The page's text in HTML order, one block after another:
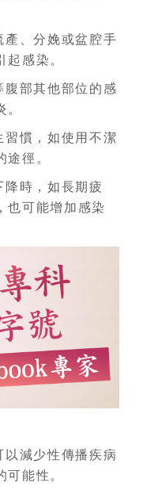
產、分娩或盆腔手
感染。
腹部其他部位的感
習慣，如使用不潔
途徑。
降時，如長期疲
也可能增加感染
減少性傳播疾病
能性。